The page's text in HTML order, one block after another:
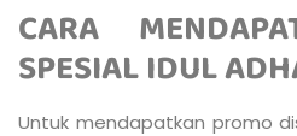
CARA
SPESIAL IDUL
Untuk mendapatkan promo